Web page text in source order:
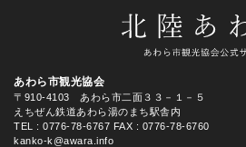
あわら市観光協会
〒910-4103 あわら市二面３３－１－５
えちぜん鉄道あわら湯のまち駅舎内
TEL
: 0776-78-6767 FAX : 0776-78-6760
kanko-k@awara.info